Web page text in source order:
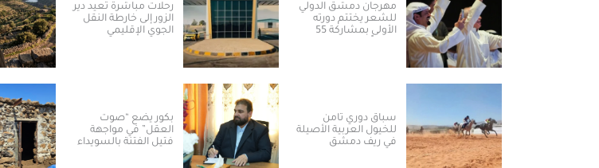
مهرجان دمشق الدولي
للشعر يختتم دورته
الأولى بمشاركة 55
رحلات مباشرة تعيد دير
الزور إلى خارطة النقل
الجوي الإقليمي
سباق دوري ثامن
للخيول العربية الأصيلة
في ريف دمشق
بكور يضع “صوت
العقل” في مواجهة
فتيل الفتنة بالسويداء